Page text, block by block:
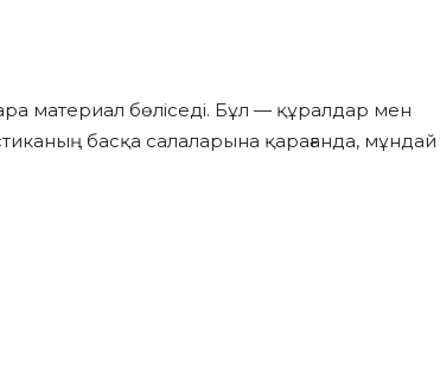
материал бөліседі. Бұл — құралдар мен
басқа салаларына қарағанда, мұндай